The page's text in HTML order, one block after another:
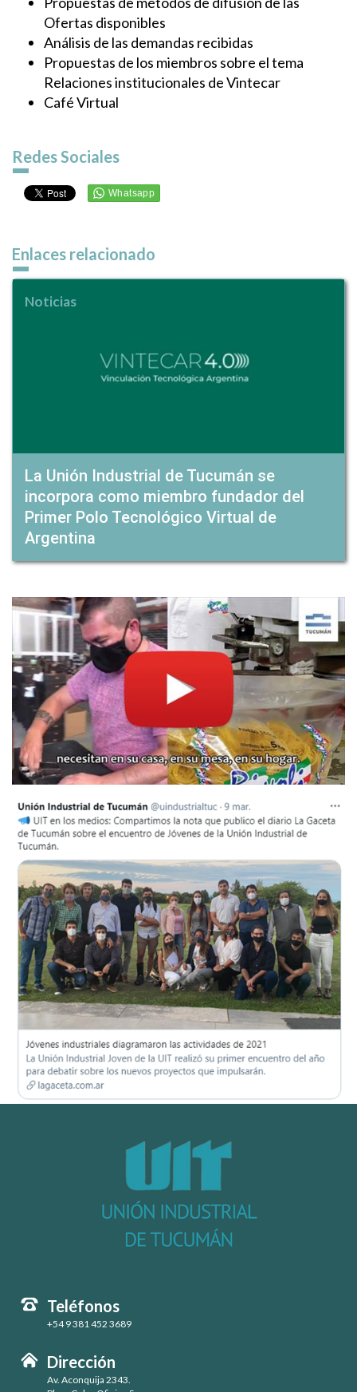
Ofertas disponibles
Análisis de las demandas recibidas
Propuestas de los miembros sobre el tema
Relaciones institucionales de Vintecar
Café Virtual
Redes Sociales
Enlaces relacionado
Noticias
La Unión Industrial de Tucumán se
incorpora como miembro fundador del
Primer Polo Tecnológico Virtual de
Argentina
Teléfonos
+54 9 381 452 3689
Dirección
Av. Aconquija 2343.